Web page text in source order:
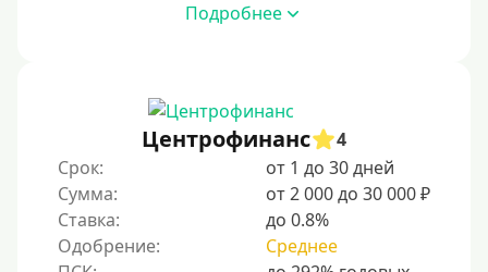
Не выходя из дома
Без посещения офиса
В офисе
В ломбарде
Роботы займов
Подробнее
Центрофинанс
4
Срок:
от 1 до 30 дней
Сумма:
от 2 000 до 30 000 ₽
Ставка:
до 0.8%
Одобрение:
Среднее